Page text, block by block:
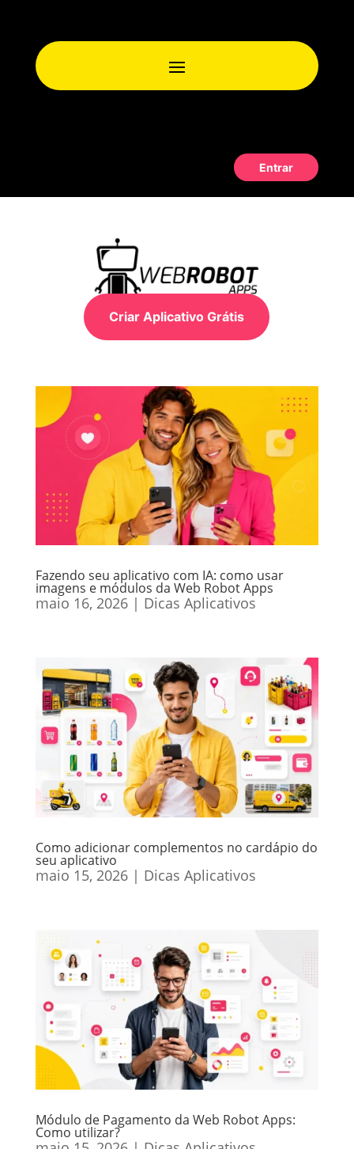
Entrar
Criar Aplicativo Grátis
Fazendo seu aplicativo com IA: como usar
imagens e módulos da Web Robot Apps
maio 16, 2026| Dicas Aplicativos
Como adicionar complementos no cardápio do
seu aplicativo
maio 15, 2026| Dicas Aplicativos
Módulo de Pagamento da Web Robot Apps:
Como utilizar?